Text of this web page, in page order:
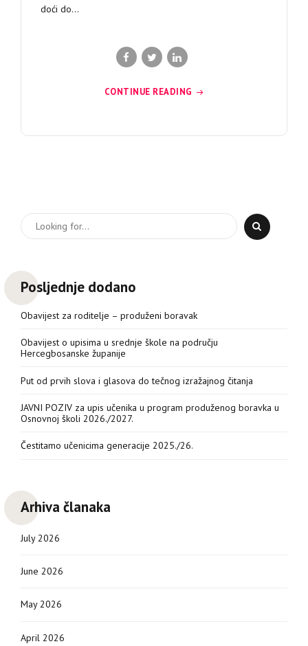
doći do...
CONTINUE READING
Posljednje dodano
Obavijest za roditelje – produženi boravak
Obavijest o upisima u srednje škole na području
Hercegbosanske županije
Put od prvih slova i glasova do tečnog izražajnog čitanja
JAVNI POZIV za upis učenika u program produženog boravka u
Osnovnoj školi 2026./2027.
Čestitamo učenicima generacije 2025./26.
Arhiva članaka
July 2026
June 2026
May 2026
April 2026